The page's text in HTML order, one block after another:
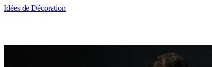
Idées de Décoration